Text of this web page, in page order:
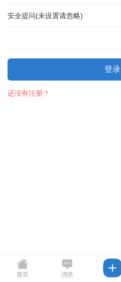
安全提问(未设置请忽略)
登录
还没有注册？
首页 消息